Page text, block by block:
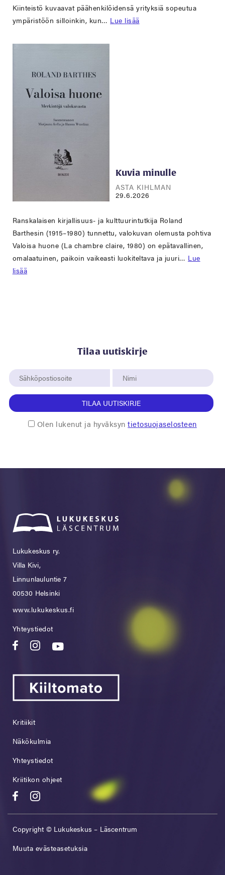
Kiinteistö kuvaavat päähenkilöidensä yrityksiä sopeutua
ympäristöön silloinkin, kun… Lue lisää
Kuvia minulle
ASTA KIHLMAN
29.6.2026
Ranskalaisen kirjallisuus- ja kulttuurintutkija Roland
Barthesin (1915–1980) tunnettu, valokuvan olemusta pohtiva
Valoisa huone (La chambre claire, 1980) on epätavallinen,
omalaatuinen, paikoin vaikeasti luokiteltava ja juuri… Lue
lisää
Tilaa uutiskirje
TILAA UUTISKIRJE
Olen lukenut ja hyväksyntietosuojaselosteen
Lukukeskus ry.
Villa Kivi,
Linnunlauluntie 7
00530 Helsinki
www.lukukeskus.fi
Yhteystiedot
Kritiikit
Näkökulmia
Yhteystiedot
Kriitikon ohjeet
Copyright © Lukukeskus – Läscentrum
Muuta evästeasetuksia